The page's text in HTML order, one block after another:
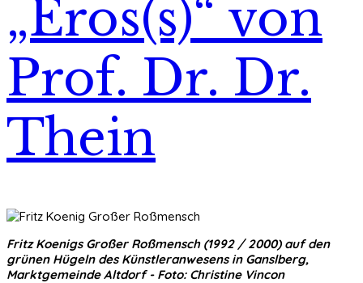
„Eros(s)“ von
Prof. Dr. Dr.
Thein
Fritz Koenigs Großer Roßmensch (1992 / 2000) auf den
grünen Hügeln des Künstleranwesens in Ganslberg,
Marktgemeinde Altdorf - Foto: Christine Vincon